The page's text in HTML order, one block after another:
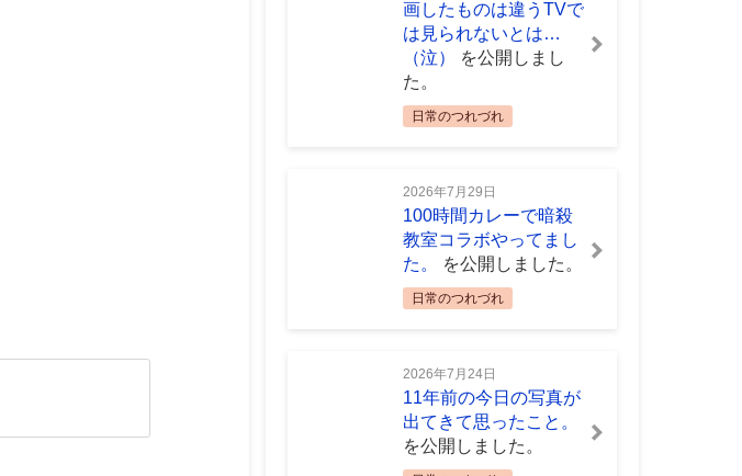
画したものは違うTVで
は見られないとは…
（泣）
を公開しまし
た。
日常のつれづれ
2026年7月29日
100時間カレーで暗殺
教室コラボやってまし
た。
を公開しました。
日常のつれづれ
2026年7月24日
11年前の今日の写真が
出てきて思ったこと。
を公開しました。